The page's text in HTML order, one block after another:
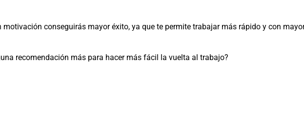
motivación conseguirás mayor éxito, ya que te permite trabajar más rápido y con
recomendación más para hacer más fácil la vuelta al trabajo?